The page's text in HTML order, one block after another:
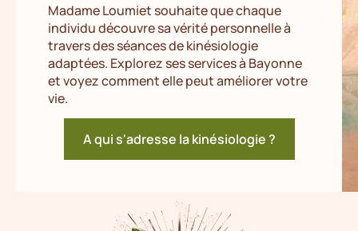
Madame Loumiet souhaite que chaque
individu découvre sa vérité personnelle à
travers des séances de kinésiologie
adaptées. Explorez ses services à Bayonne
et voyez comment elle peut améliorer votre
vie.
A qui s'adresse la kinésiologie ?